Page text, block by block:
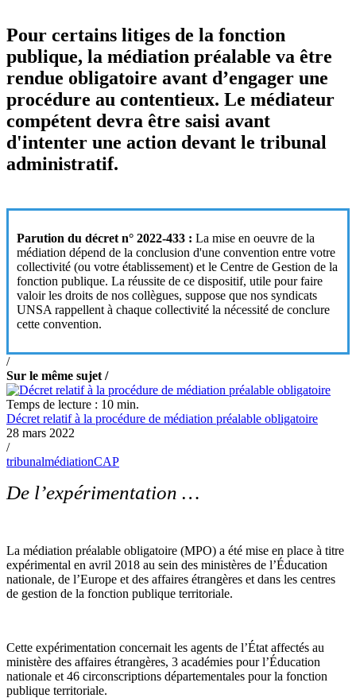
Pour certains litiges de la fonction
publique, la médiation préalable va être
rendue obligatoire avant d’engager une
procédure au contentieux. Le médiateur
compétent devra être saisi avant
d'intenter une action devant le tribunal
administratif.
Parution du décret n° 2022-433 : La mise en oeuvre de la
médiation dépend de la conclusion d'une convention entre votre
collectivité (ou votre établissement) et le Centre de Gestion de la
fonction publique. La réussite de ce dispositif, utile pour faire
valoir les droits de nos collègues, suppose que nos syndicats
UNSA rappellent à chaque collectivité la nécessité de conclure
cette convention.
/
Sur le même sujet /
Temps de lecture : 10 min.
Décret relatif à la procédure de médiation préalable obligatoire
28 mars 2022
/
tribunalmédiationCAP
De l’expérimentation …
La médiation préalable obligatoire (MPO) a été mise en place à titre
expérimental en avril 2018 au sein des ministères de l’Éducation
nationale, de l’Europe et des affaires étrangères et dans les centres
de gestion de la fonction publique territoriale.
Cette expérimentation concernait les agents de l’État affectés au
ministère des affaires étrangères, 3 académies pour l’Éducation
nationale et 46 circonscriptions départementales pour la fonction
publique territoriale.